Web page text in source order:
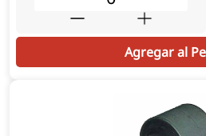
Agregar al